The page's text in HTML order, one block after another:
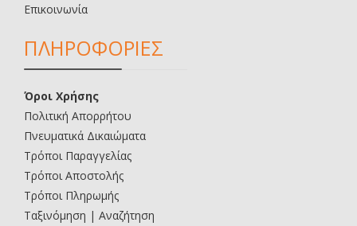
Επικοινωνία
ΠΛΗΡΟΦΟΡΙΕΣ
Όροι Χρήσης
Πολιτική Απορρήτου
Πνευματικά Δικαιώματα
Τρόποι Παραγγελίας
Τρόποι Αποστολής
Τρόποι Πληρωμής
Ταξινόμηση | Αναζήτηση